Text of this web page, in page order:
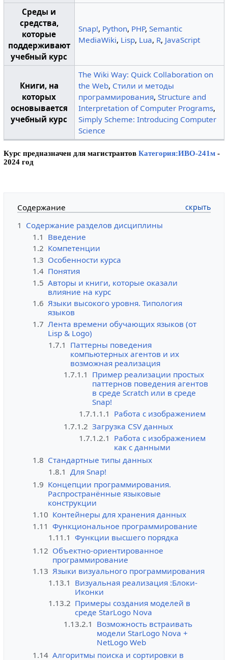
Среды и
средства,
которые
поддерживают
учебный курс
Snap!, Python, PHP,Semantic
MediaWiki, Lisp, Lua, R, JavaScript
Книги, на
которых
основывается
учебный курс
The Wiki Way: Quick Collaboration on
the Web, Стили и методы
программирования,Structure and
Interpretation of Computer Programs,
Simply Scheme: Introducing Computer
Science
Курс предназначен для магистрантов Категория:ИВО-241м-
2024 год
Содержание
1 Содержание разделов дисциплины
1.1 Введение
1.2 Компетенции
1.3 Особенности курса
1.4 Понятия
1.5 Авторы и книги, которые оказали
влияние на курс
1.6 Языки высокого уровня. Типология
языков
1.7 Лента времени обучающих языков (от
Lisp & Logo)
1.7.1 Паттерны поведения
компьютерных агентов и их
возможная реализация
1.7.1.1 Пример реализации простых
паттернов поведения агентов
в среде Scratch или в среде
Snap!
1.7.1.1.1 Работа с изображением
1.7.1.2 Загрузка CSV данных
1.7.1.2.1 Работа с изображением
как с данными
1.8 Стандартные типы данных
1.8.1 Для Snap!
1.9 Концепции программирования.
Распространённые языковые
конструкции
1.10 Контейнеры для хранения данных
1.11 Функциональное программирование
1.11.1 Функции высшего порядка
1.12 Объектно-ориентированное
программирование
1.13 Языки визуального программирования
1.13.1 Визуальная реализация :Блоки-
Иконки
1.13.2 Примеры создания моделей в
среде StarLogo Nova
1.13.2.1 Возможность встраивать
модели StarLogo Nova +
NetLogo Web
1.14 Алгоритмы поиска и сортировки в